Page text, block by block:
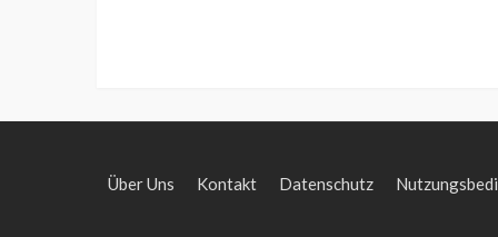
Über Uns Kontakt Datenschutz